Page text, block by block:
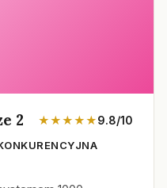
2 ★★★★★9.8/10